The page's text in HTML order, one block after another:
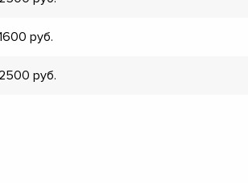
2500